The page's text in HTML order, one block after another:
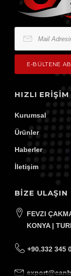
HIZLI ERIŞIM
Kurumsal
Ürünler
Haberler
İletişim
BİZE ULAŞIN
FEVZI
KONYA |
+90.332 345